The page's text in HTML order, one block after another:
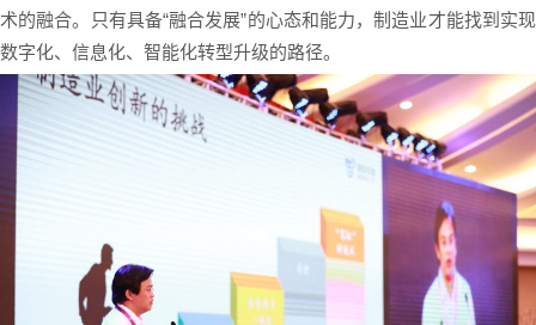
术的融合。只有具备“融合发展”的心态和能力，制造业才能找到实现
数字化、信息化、智能化转型升级的路径。